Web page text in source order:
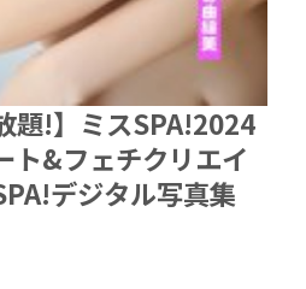
題!】ミスSPA!2024
ト&フェチクリエイ
デジタル写真集